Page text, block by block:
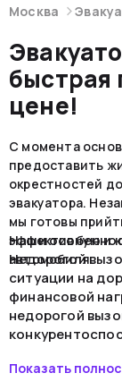
Москва
быстрая
цене!
С момента
предоставить
окрестностей
эвакуатора.
мы готовы
эффективную и
автомобиля.
Наши
Недорогой
ситуации на
финансовой
недорогой
качества
Показать